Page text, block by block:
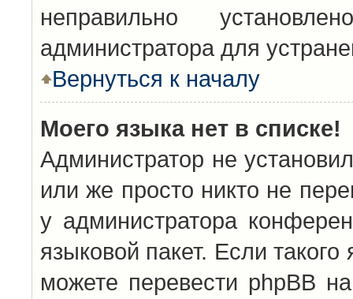
неправильно
администратора для
Вернуться к началу
Моего языка нет в списке!
Администратор не
или же просто никто не
у администратора
языковой пакет. Если
можете перевести phpBB